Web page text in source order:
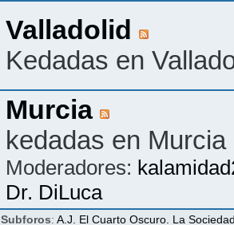
Valladolid
Kedadas en
Murcia
kedadas en Murcia
Moderadores:
Dr. DiLuca
Subforos: A.J. El Cuarto Oscuro. La